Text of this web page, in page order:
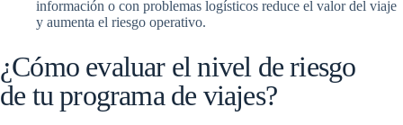
información o con problemas logísticos reduce el valor del viaje
y aumenta el riesgo operativo.
¿Cómo evaluar el nivel de riesgo
de tu programa de viajes?